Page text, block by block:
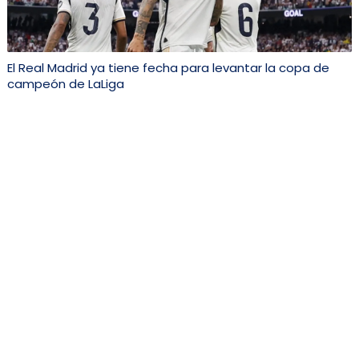
El Real Madrid ya tiene fecha para levantar la copa de
campeón de LaLiga